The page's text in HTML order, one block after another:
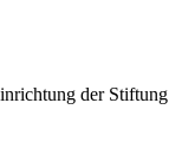
der Stiftung